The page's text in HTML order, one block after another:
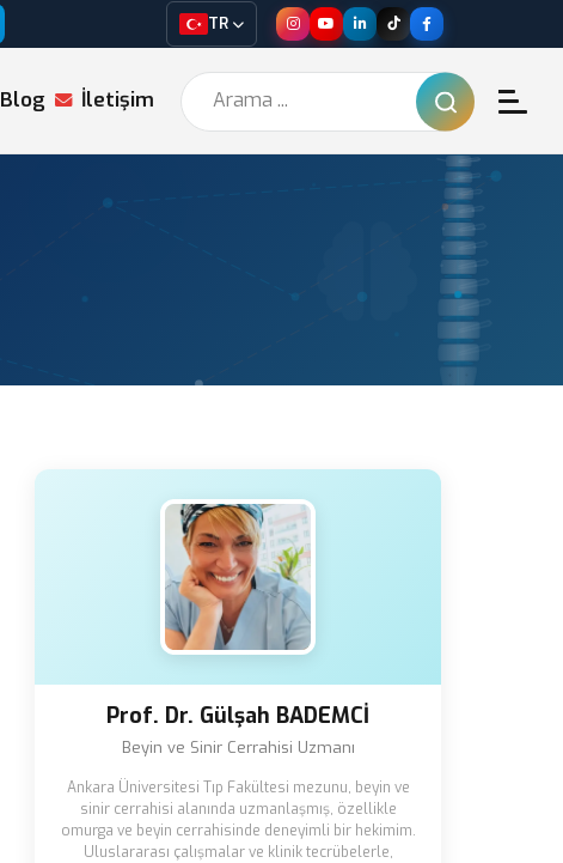
TR
Blog İletişim
Prof. Dr. Gülşah BADEMCİ
Beyin ve Sinir Cerrahisi Uzmanı
Ankara Üniversitesi Tıp Fakültesi mezunu, beyin ve
sinir cerrahisi alanında uzmanlaşmış, özellikle
omurga ve beyin cerrahisinde deneyimli bir hekimim.
Uluslararası çalışmalar ve klinik tecrübelerle,